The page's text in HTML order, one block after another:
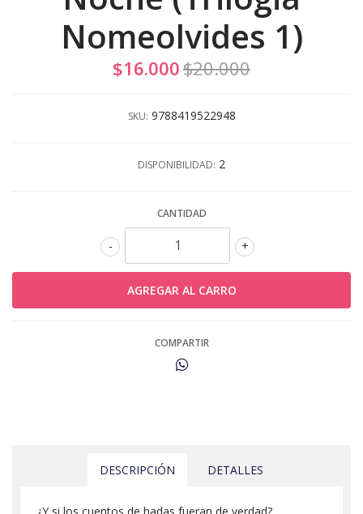
Nomeolvides 1)
$16.000$20.000
SKU: 9788419522948
DISPONIBILIDAD: 2
CANTIDAD
+
-
COMPARTIR
DESCRIPCIÓN DETALLES